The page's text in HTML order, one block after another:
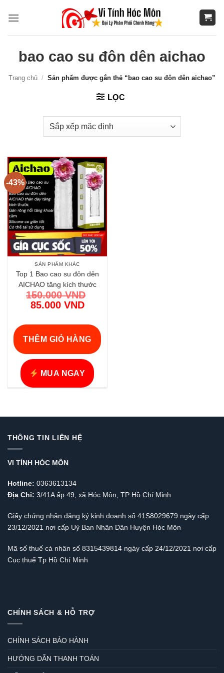
qua
bao cao su đôn dên aichao
Trang chủ / Sản phẩm được gắn thẻ “bao cao su đôn dên aichao”
LỌC
-43%
SẢN PHẨM KHÁC
Top 1 Bao cao su đôn dên
AICHAO tăng kích thước
mạnh mẽ chính hãng | Vi
Tính Hóc Môn
150.000VND
Giá
là:
150.000 VND.
85.000 VND
hiện
tại
là:
85.000 VND.
THÊM GIỎ HÀNG
MUA NGAY
THÔNG TIN LIÊN HỆ
VI TÍNH HÓC MÔN
Hotline: 0363613134
Địa Chỉ: 3/41A ấp 49, xã Hóc Môn, TP Hồ Chí Minh
Giấy chứng nhận đăng ký kinh doanh số 41S8029679 ngày cấp
23/12/2021 nơi cấp Uỷ Ban Nhân Dân Huyện Hóc Môn
Mã số thuế cá nhân số 8315439814 ngày cấp 24/12/2021 nơi cấp
Cục thuế Tp Hồ Chí Minh
CHÍNH SÁCH & HỖ TRỢ
CHÍNH SÁCH BẢO HÀNH
HƯỚNG DẪN THANH TOÁN